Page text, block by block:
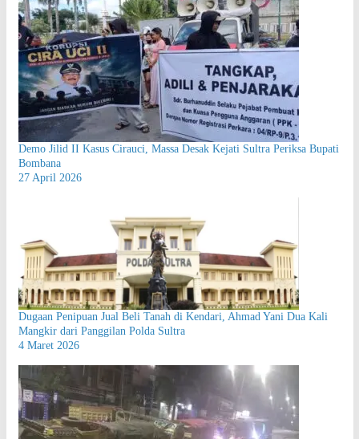
Demo Jilid II Kasus Cirauci, Massa Desak Kejati Sultra Periksa Bupati
Bombana
27 April 2026
Dugaan Penipuan Jual Beli Tanah di Kendari, Ahmad Yani Dua Kali
Mangkir dari Panggilan Polda Sultra
4 Maret 2026